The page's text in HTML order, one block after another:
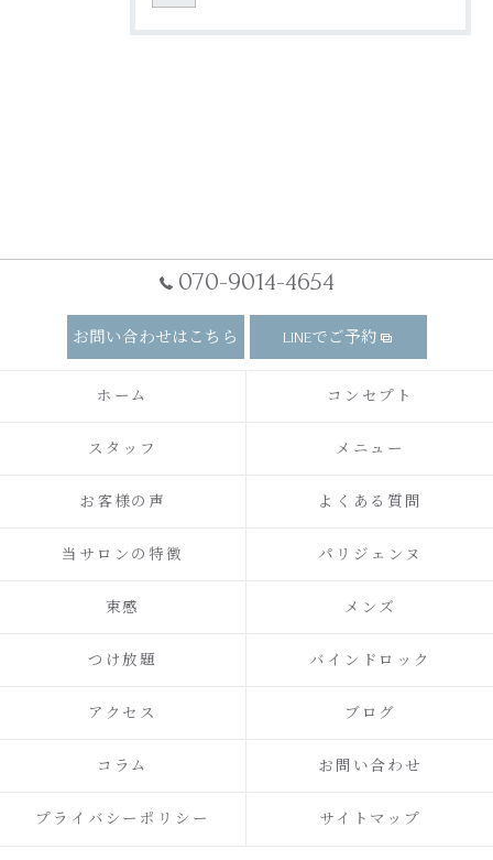
070-9014-4654
お問い合わせはこちら LINEでご予約
ホーム コンセプト
スタッフ メニュー
お客様の声 よくある質問
当サロンの特徴 パリジェンヌ
束感 メンズ
つけ放題 バインドロック
アクセス ブログ
コラム お問い合わせ
プライバシーポリシー サイトマップ